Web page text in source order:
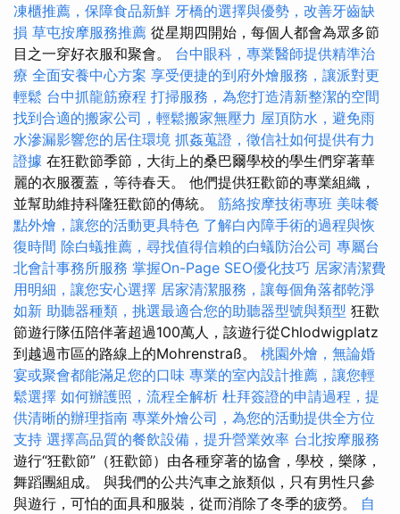
凍櫃推薦，保障食品新鮮 牙橋的選擇與優勢，改善牙齒缺
損 草屯按摩服務推薦 從星期四開始，每個人都會為眾多節
目之一穿好衣服和聚會。 台中眼科，專業醫師提供精準治
療 全面安養中心方案 享受便捷的到府外燴服務，讓派對更
輕鬆 台中抓龍筋療程 打掃服務，為您打造清新整潔的空間
找到合適的搬家公司，輕鬆搬家無壓力 屋頂防水，避免雨
水滲漏影響您的居住環境 抓姦蒐證，徵信社如何提供有力
證據 在狂歡節季節，大街上的桑巴爾學校的學生們穿著華
麗的衣服覆蓋，等待春天。 他們提供狂歡節的專業組織，
並幫助維持科隆狂歡節的傳統。 筋絡按摩技術專班 美味餐
點外燴，讓您的活動更具特色 了解白內障手術的過程與恢
復時間 除白蟻推薦，尋找值得信賴的白蟻防治公司 專屬台
北會計事務所服務 掌握On-Page SEO優化技巧 居家清潔費
用明細，讓您安心選擇 居家清潔服務，讓每個角落都乾淨
如新 助聽器種類，挑選最適合您的助聽器型號與類型 狂歡
節遊行隊伍陪伴著超過100萬人，該遊行從Chlodwigplatz
到越過市區的路線上的Mohrenstraß。 桃園外燴，無論婚
宴或聚會都能滿足您的口味 專業的室內設計推薦，讓您輕
鬆選擇 如何辦護照，流程全解析 杜拜簽證的申請過程，提
供清晰的辦理指南 專業外燴公司，為您的活動提供全方位
支持 選擇高品質的餐飲設備，提升營業效率 台北按摩服務
遊行“狂歡節”（狂歡節）由各種穿著的協會，學校，樂隊，
舞蹈團組成。 與我們的公共汽車之旅類似，只有男性只參
與遊行，可怕的面具和服裝，從而消除了冬季的疲勞。 自